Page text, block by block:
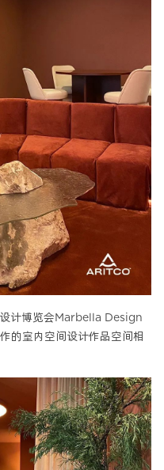
计博览会Marbella Design
的室内空间设计作品空间相